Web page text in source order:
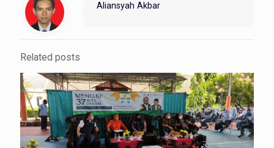
Aliansyah Akbar
Related posts